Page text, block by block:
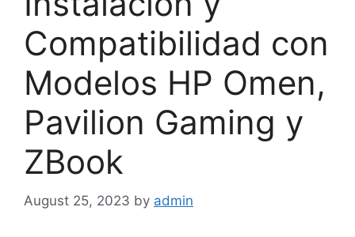
Compatibilidad con
Modelos HP Omen,
Pavilion Gaming y
ZBook
August 25, 2023 by admin